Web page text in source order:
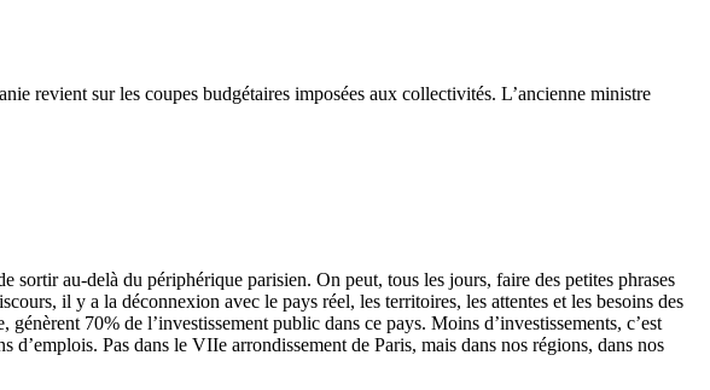
revient sur les coupes budgétaires imposées aux collectivités. L’ancienne ministre
sortir au-delà du périphérique parisien. On peut, tous les jours, faire des petites phrases
il y a la déconnexion avec le pays réel, les territoires, les attentes et les besoins des
70% de l’investissement public dans ce pays. Moins d’investissements, c’est
Pas dans le VIIe arrondissement de Paris, mais dans nos régions, dans nos